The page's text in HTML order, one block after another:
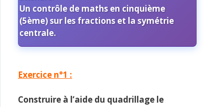
Un contrôle de maths en cinquième
(5ème) sur les fractions et la symétrie
centrale.
Exercice n°1 :
Construire à l’aide du quadrillage le